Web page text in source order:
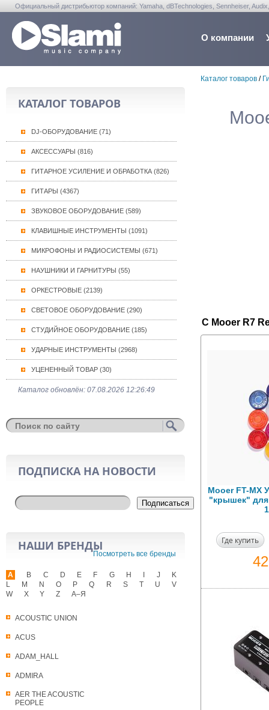
Официальный дистрибьютор компаний: Yamaha, dBTechnologies, Sennheiser,
О компании
КАТАЛОГ ТОВАРОВ
DJ-ОБОРУДОВАНИЕ (71)
АКСЕССУАРЫ (816)
ГИТАРНОЕ УСИЛЕНИЕ И ОБРАБОТКА (826)
ГИТАРЫ (4367)
ЗВУКОВОЕ ОБОРУДОВАНИЕ (589)
КЛАВИШНЫЕ ИНСТРУМЕНТЫ (1091)
МИКРОФОНЫ И РАДИОСИСТЕМЫ (671)
НАУШНИКИ И ГАРНИТУРЫ (55)
ОРКЕСТРОВЫЕ (2139)
СВЕТОВОЕ ОБОРУДОВАНИЕ (290)
СТУДИЙНОЕ ОБОРУДОВАНИЕ (185)
УДАРНЫЕ ИНСТРУМЕНТЫ (2968)
УЦЕНЕННЫЙ ТОВАР (30)
Каталог обновлён: 07.08.2026 12:26:49
ПОДПИСКА НА НОВОСТИ
Подписаться
НАШИ БРЕНДЫ
Посмотреть все бренды
A
ACOUSTIC UNION
ACUS
ADAM_HALL
ADMIRA
AER THE ACOUSTIC
PEOPLE
B C D E F G H J
K
L
M N O P Q R S T U
V
W
X Y Z А–Я
Каталог товаров/
С Mooer R7
Mooer FT-MX
"крышек" для
Где купить